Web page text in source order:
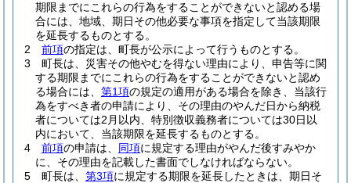
期限までにこれらの行為をすることができないと認める場
合には、地域、期日その他必要な事項を指定して当該期限
を延長するものとする。
2
前項の指定は、町長が公示によって行うものとする。
3
町長は、災害その他やむを得ない理由により、申告等に関
する期限までにこれらの行為をすることができないと認め
る場合には、 第1項の規定の適用がある場合を除き、当該行
為をすべき者の申請により、その理由のやんだ日から納税
者については2月以内、特別徴収義務者については30日以
内において、当該期限を延長するものとする。
4
前項の申請は、 同項に規定する理由がやんだ後すみやか
に、その理由を記載した書面でしなければならない。
5
町長は、 第3項に規定する期限を延長したときは、期日そ